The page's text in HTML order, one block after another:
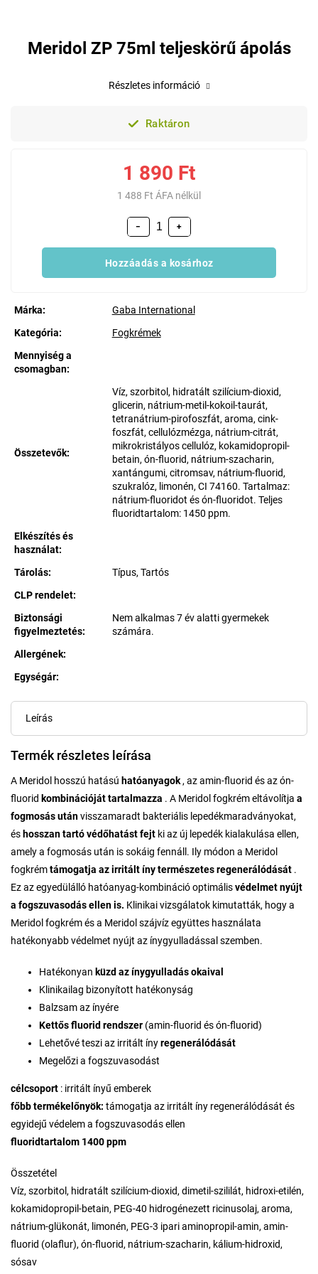
Meridol ZP 75ml teljeskörű ápolás
Raktáron
1 890 Ft
1 488 Ft ÁFA nélkül
+
−
Hozzáadás a kosárhoz
Kategória:
Fogkrémek
Mennyiség a
csomagban:
Összetevők:
Víz, szorbitol, hidratált szilícium-dioxid,
glicerin, nátrium-metil-kokoil-taurát,
tetranátrium-pirofoszfát, aroma, cink-
foszfát, cellulózmézga, nátrium-citrát,
mikrokristályos cellulóz, kokamidopropil-
betain, ón-fluorid, nátrium-szacharin,
xantángumi, citromsav, nátrium-fluorid,
szukralóz, limonén, CI 74160. Tartalmaz:
nátrium-fluoridot és ón-fluoridot. Teljes
fluoridtartalom: 1450 ppm.
Elkészítés és
használat:
Tárolás:
Típus, Tartós
CLP rendelet:
Biztonsági
figyelmeztetés:
Nem alkalmas 7 év alatti gyermekek
számára.
Allergének:
Márka: Gaba International
Egységár:
Részletes információ
Leírás
Termék részletes leírása
A Meridol hosszú hatású hatóanyagok , az amin-fluorid és az ón-
fluorid kombinációját tartalmazza . A Meridol fogkrém eltávolítja a
fogmosás utánvisszamaradt bakteriális lepedékmaradványokat,
és hosszan tartó védőhatástfejt ki az új lepedék kialakulása ellen,
amely a fogmosás után is sokáig fennáll. Ily módon a Meridol
fogkrémtámogatja az irritált íny természetes regenerálódását .
Ez az egyedülálló hatóanyag-kombináció optimálisvédelmet nyújt
a fogszuvasodás ellen is. Klinikai vizsgálatok kimutatták, hogy a
Meridol fogkrém és a Meridol szájvíz együttes használata
hatékonyabb védelmet nyújt az ínygyulladással szemben.
Hatékonyan küzd az ínygyulladás okaival
Klinikailag bizonyított hatékonyság
Balzsam az ínyére
Kettős fluorid rendszer (amin-fluorid és ón-fluorid)
Lehetővé teszi az irritált ínyregenerálódását
Megelőzi a fogszuvasodást
célcsoport : irritált ínyű emberek
főbb termékelőnyök: támogatja az irritált íny regenerálódását és
egyidejű védelem a fogszuvasodás ellen
fluoridtartalom 1400 ppm
Összetétel
Víz, szorbitol, hidratált szilícium-dioxid, dimetil-szililát, hidroxi-etilén,
kokamidopropil-betain, PEG-40 hidrogénezett ricinusolaj, aroma,
nátrium-glükonát, limonén, PEG-3 ipari aminopropil-amin, amin-
fluorid (olaflur), ón-fluorid, nátrium-szacharin, kálium-hidroxid,
sósav